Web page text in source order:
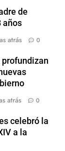
de
años
atrás 0
profundizan
atrás 0
celebró la
a la